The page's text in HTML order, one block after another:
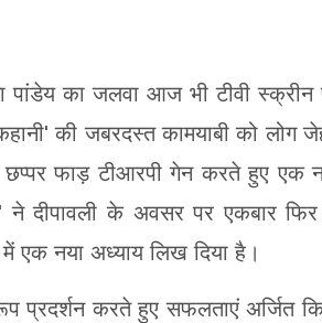
पांडेय का जलवा आज भी टीवी स्क्रीन
की जबरदस्त कामयाबी को लोग
छप्पर फाड़ टीआरपी गेन करते हुए एक
ने दीपावली के अवसर पर एकबार
एक नया अध्याय लिख दिया है।
प्रदर्शन करते हुए सफलताएं अर्जित